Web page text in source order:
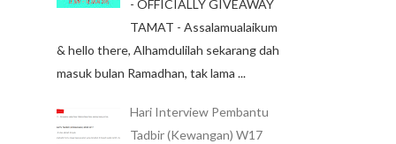
- OFFICIALLY GIVEAWAY
TAMAT - Assalamualaikum
& hello there, Alhamdulilah sekarang dah
masuk bulan Ramadhan, tak lama ...
Hari Interview Pembantu
Tadbir (Kewangan) W17